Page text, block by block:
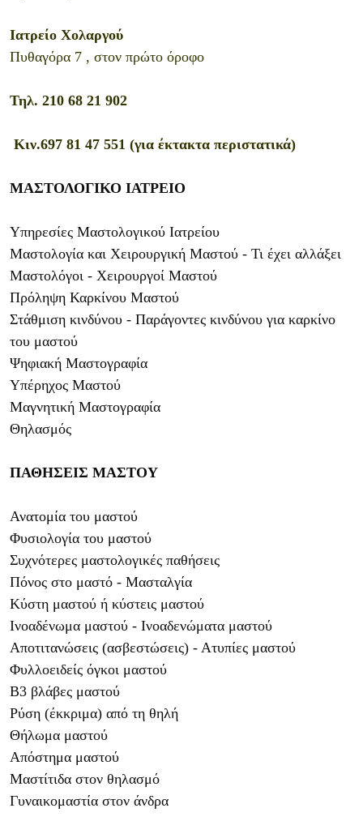
Ιατρείο Χολαργού
Πυθαγόρα 7 , στον πρώτο όροφο
Τηλ. 210 68 21 902
Κιν.697 81 47 551 (για έκτακτα περιστατικά)
ΜΑΣΤΟΛΟΓΙΚΟ ΙΑΤΡΕΙΟ
Υπηρεσίες Μαστολογικού Ιατρείου
Μαστολογία και Χειρουργική Μαστού - Τι έχει αλλάξει
Μαστολόγοι - Xειρουργοί Μαστού
Πρόληψη Καρκίνου Μαστού
Στάθμιση κινδύνου - Παράγοντες κινδύνου για καρκίνο
του μαστού
Ψηφιακή Μαστογραφία
Υπέρηχος Μαστού
Μαγνητική Μαστογραφία
Θηλασμός
ΠΑΘΗΣΕΙΣ ΜΑΣΤΟΥ
Ανατομία του μαστού
Φυσιολογία του μαστού
Συχνότερες μαστολογικές παθήσεις
Πόνος στο μαστό - Μασταλγία
Κύστη μαστού ή κύστεις μαστού
Ινοαδένωμα μαστού - Ινοαδενώματα μαστού
Αποτιτανώσεις (ασβεστώσεις) - Ατυπίες μαστού
Φυλλοειδείς όγκοι μαστού
Β3 βλάβες μαστού
Ρύση (έκκριμα) από τη θηλή
Θήλωμα μαστού
Απόστημα μαστού
Μαστίτιδα στον θηλασμό
Γυναικομαστία στον άνδρα